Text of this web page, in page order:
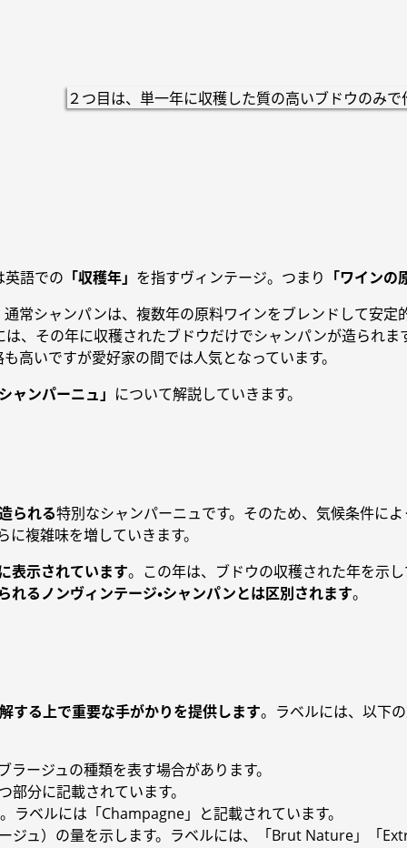
２つ目は、単一年に収穫した質の高いブドウのみ
英語での 「収穫年」 を指すヴィンテージ。つまり 「ワイン
常シャンパンは、複数年の原料ワインをブレンドして安
、その年に収穫されたブドウだけでシャンパンが造られま
高いですが愛好家の間では人気となっています。
ャンパーニュ」 について解説していきます。
られる特別なシャンパーニュです。そのため、気候条件に
複雑味を増していきます。
表示されています。この年は、ブドウの収穫された年を示
るノンヴィンテージ・シャンパンとは区別されます。
する上で重要な手がかりを提供します。ラベルには、以下
ージュの種類を表す場合があります。
分に記載されています。
ベルには「Champagne」と記載されています。
ジュ）の量を示します。ラベルには、「Brut Nature」「